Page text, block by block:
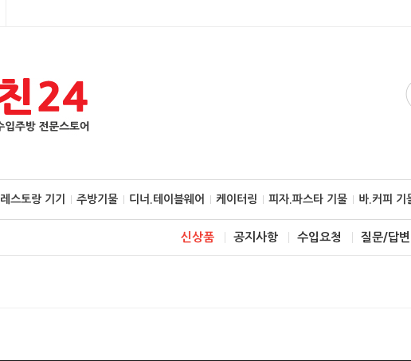
레스토랑 기기 주방기물 디너.테이블웨어 케이터링 피자.파스타 기물 바.커피 기
신상품 공지사항 수입요청 질문/답변